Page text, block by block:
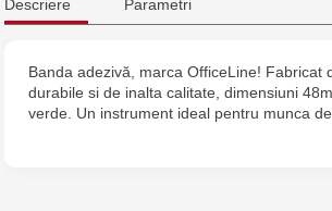
Crafti Buiucani - str. Alba Iulia, 77/
Descriere Parametri
Banda adezivă, marca OfficeLine! Fabricat
durabile si de inalta calitate, dimensiuni
verde. Un instrument ideal pentru munca